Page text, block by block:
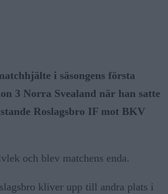
i säsongens första
3 Norra Svealand när han satte
Roslagsbro IF mot BKV
och blev matchens enda.
kliver upp till andra plats i